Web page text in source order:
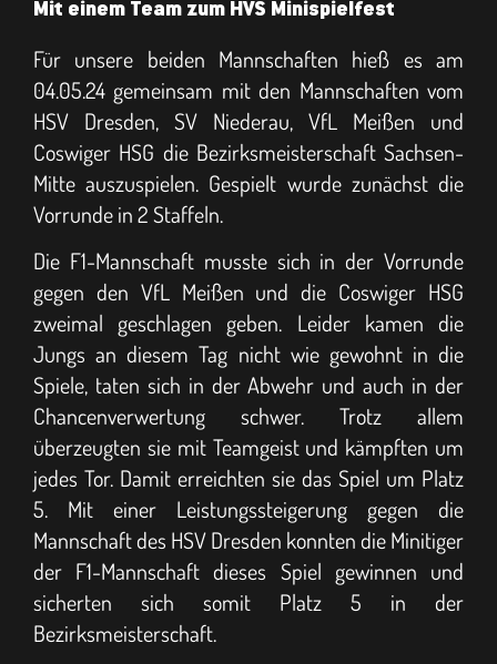
Mit einem Team zum HVS Minispielfest
Für unsere beiden Mannschaften hieß es am
04.05.24 gemeinsam mit den Mannschaften vom
HSV Dresden, SV Niederau, VfL Meißen und
Coswiger HSG die Bezirksmeisterschaft Sachsen-
Mitte auszuspielen. Gespielt wurde zunächst die
Vorrunde in 2 Staffeln.
Die F1-Mannschaft musste sich in der Vorrunde
gegen den VfL Meißen und die Coswiger HSG
zweimal geschlagen geben. Leider kamen die
Jungs an diesem Tag nicht wie gewohnt in die
Spiele, taten sich in der Abwehr und auch in der
Chancenverwertung schwer. Trotz allem
überzeugten sie mit Teamgeist und kämpften um
jedes Tor. Damit erreichten sie das Spiel um Platz
5. Mit einer Leistungssteigerung gegen die
Mannschaft des HSV Dresden konnten die Minitiger
der F1-Mannschaft dieses Spiel gewinnen und
sicherten sich somit Platz 5 in der
Bezirksmeisterschaft.